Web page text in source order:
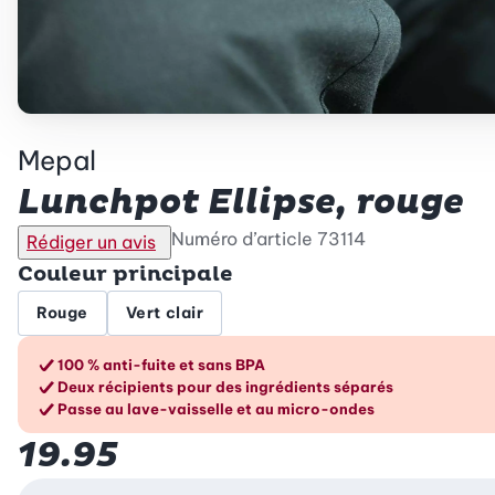
Mepal
Lunchpot Ellipse, rouge
Rédiger un avis Numéro d’article 73114
Couleur principale
Rouge Vert clair
Les avantages en un
100 % anti-fuite et sans BPA
Deux récipients pour des ingrédients séparés
Passe au lave-vaisselle et au micro-ondes
19.95